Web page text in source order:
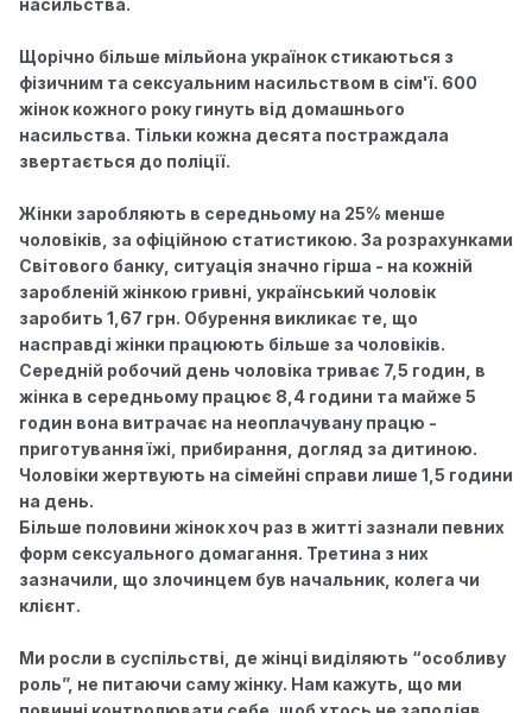
насильства.
Щорічно більше мільйона українок стикаються з
фізичним та сексуальним насильством в сім'ї. 600
жінок кожного року гинуть від домашнього
насильства. Тільки кожна десята постраждала
звертається до поліції.
Жінки заробляють в середньому на 25% менше
чоловіків, за офіційною статистикою. За розрахунками
Світового банку, ситуація значно гірша - на кожній
заробленій жінкою гривні, український чоловік
заробить 1,67 грн. Обурення викликає те, що
насправді жінки працюють більше за чоловіків.
Середній робочий день чоловіка триває 7,5 годин, в
жінка в середньому працює 8,4 години та майже 5
годин вона витрачає на неоплачувану працю -
приготування їжі, прибирання, догляд за дитиною.
Чоловіки жертвують на сімейні справи лише 1,5 години
на день.
Більше половини жінок хоч раз в житті зазнали певних
форм сексуального домагання. Третина з них
зазначили, що злочинцем був начальник, колега чи
клієнт.
Ми росли в суспільстві, де жінці виділяють “особливу
роль”, не питаючи саму жінку. Нам кажуть, що ми